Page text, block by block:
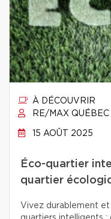
À DÉCOUVRIR
RE/MAX QUÉBEC
15 AOÛT 2025
Éco-quartier
quartier
Vivez durablement